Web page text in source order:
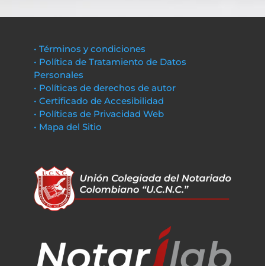
• Términos y condiciones
• Política de Tratamiento de Datos
Personales
• Políticas de derechos de autor
• Certificado de Accesibilidad
• Políticas de Privacidad Web
• Mapa del Sitio